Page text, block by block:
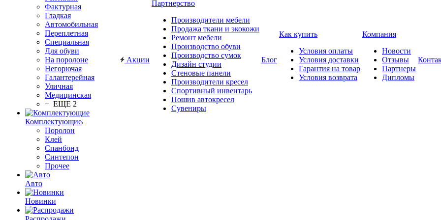
Фактурная
Гладкая
Автомобильная
Переплетная
Специальная
Для обуви
На поролоне
Негорючая
Галантерейная
Уличная
Медицинская
+ ЕЩЕ 2
Комплектующие
Поролон
Клей
Спанбонд
Синтепон
Прочее
Авто
Новинки
Акции
Партнерство
Производители мебели
Продажа ткани и экокожи
Ремонт мебели
Производство обуви
Производство сумок
Дизайн студии
Стеновые панели
Производители кресел
Спортивный инвентарь
Пошив автокресел
Сувениры
Блог
Как купить
Условия оплаты
Условия доставки
Гарантия на товар
Условия возврата
Компания
Новости
Отзывы
Партнеры
Дипломы